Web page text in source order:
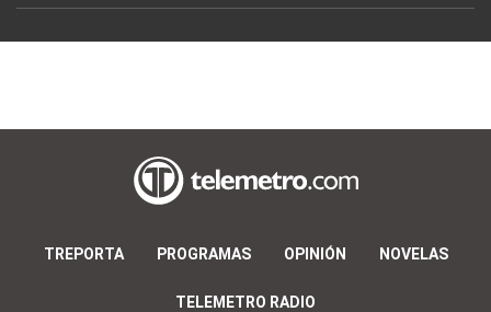
TREPORTA PROGRAMAS OPINIÓN NOVELAS
TELEMETRO RADIO